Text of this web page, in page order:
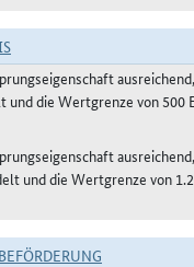
und die Wertgrenze von 500
und die Wertgrenze von